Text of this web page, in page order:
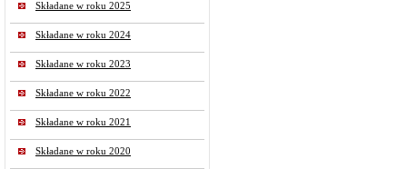
Składane w roku 2025
Składane w roku 2024
Składane w roku 2023
Składane w roku 2022
Składane w roku 2021
Składane w roku 2020